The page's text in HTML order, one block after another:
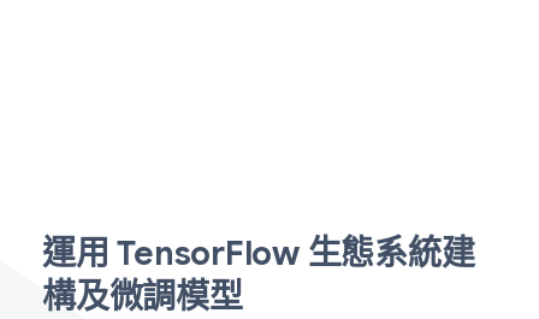
運用 TensorFlow 生態系統建
構及微調模型